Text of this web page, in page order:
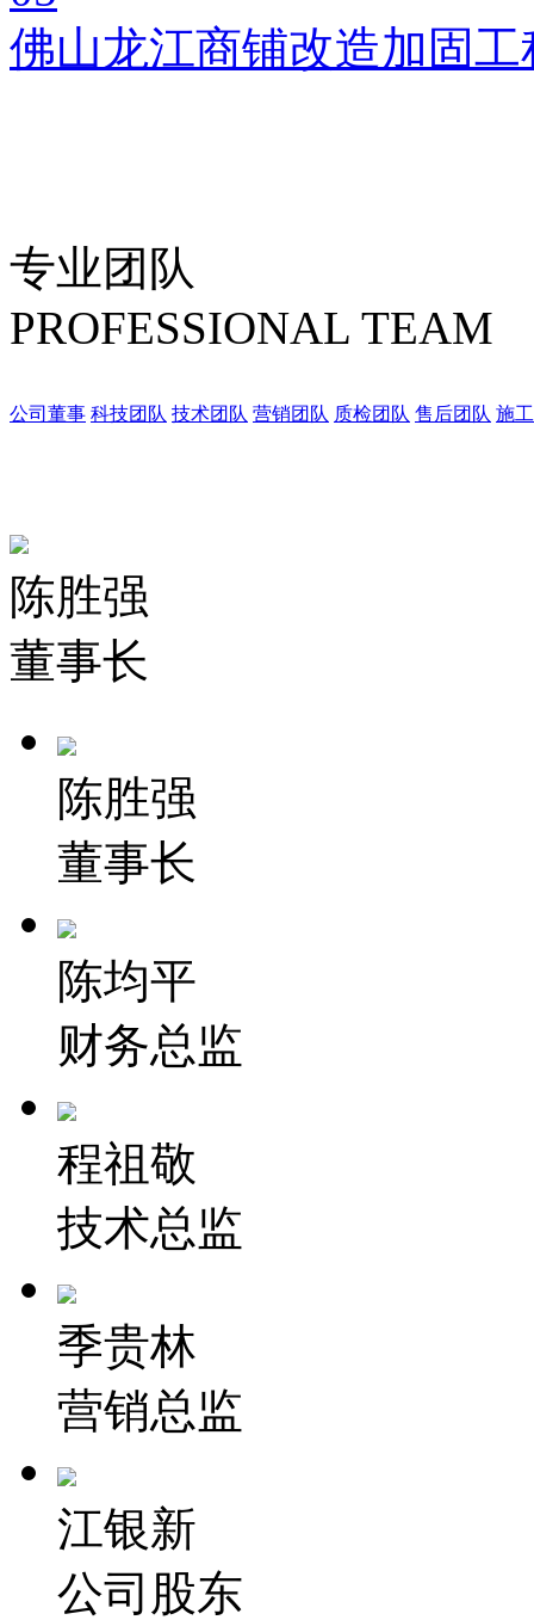
佛山龙江商铺改造加固工
专业团队
PROFESSIONAL TEAM
公司董事 科技团队 技术团队 营销团队 质检团队 售后团队 施
陈胜强
董事长
陈胜强
董事长
陈均平
财务总监
程祖敬
技术总监
季贵林
营销总监
江银新
公司股东